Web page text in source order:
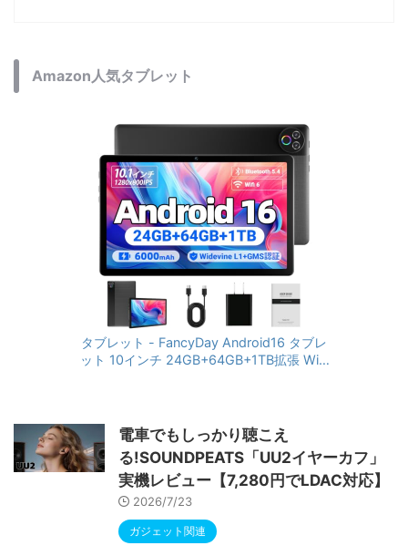
Amazon人気タブレット
タブレット - FancyDay Android16 タブレ
ット 10インチ 24GB+64GB+1TB拡張 WiFi
RGBライト 児童守護 IPS画面 日本語説明書
電車でもしっかり聴こえ
る!SOUNDPEATS「UU2イヤーカフ」
実機レビュー【7,280円でLDAC対応】
2026/7/23
ガジェット関連